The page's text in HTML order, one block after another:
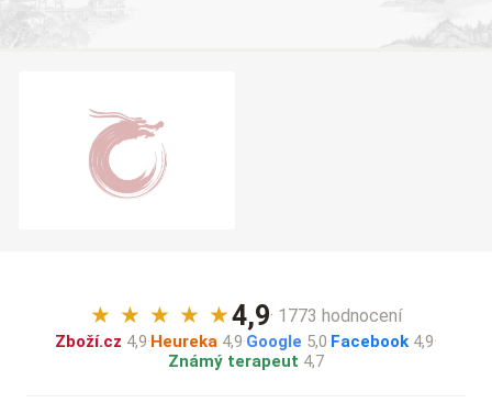
★ ★ ★ ★ ★4,9· 1773 hodnocení
Zboží.cz 4,9·Heureka 4,9·Google 5,0·Facebook 4,9·
Známý terapeut 4,7